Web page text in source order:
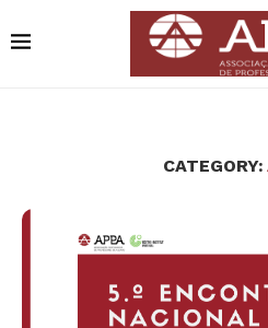
CATEGORY: